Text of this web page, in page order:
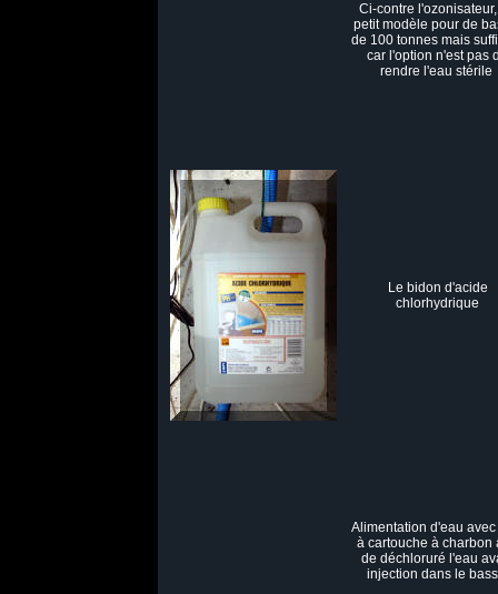
Ci-contre
petit modèle pour de
de 100 tonnes mais
car l'option n'est pas
rendre l'eau stérile
Le bidon d'acide
chlorhydrique
Alimentation d'eau avec
à cartouche à charbon
de déchloruré l'eau
injection dans le